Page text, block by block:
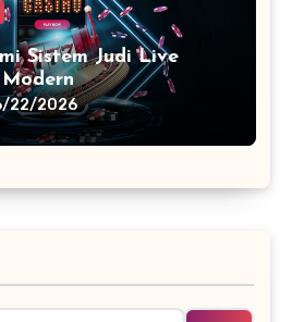
Sistem Judi Live
22/2026